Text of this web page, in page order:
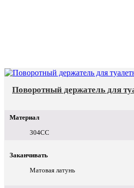
Поворотный держатель для
Материал
304СС
Заканчивать
Матовая латунь